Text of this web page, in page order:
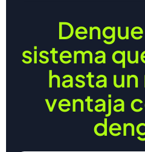
sistema
hasta
ventaja